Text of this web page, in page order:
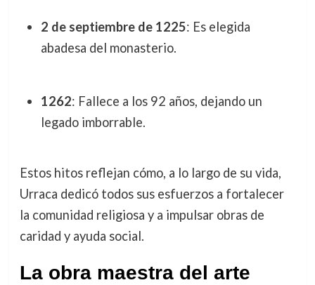
2 de septiembre de 1225: Es elegida
abadesa del monasterio.
1262: Fallece a los 92 años, dejando un
legado imborrable.
Estos hitos reflejan cómo, a lo largo de su vida,
Urraca dedicó todos sus esfuerzos a fortalecer
la comunidad religiosa y a impulsar obras de
caridad y ayuda social.
La obra maestra del arte